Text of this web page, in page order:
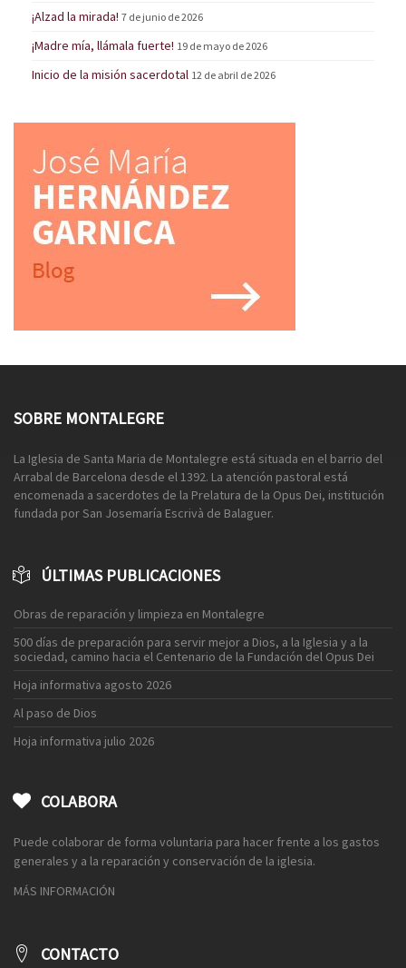
¡Alzad la mirada! 7 de junio de 2026
¡Madre mía, llámala fuerte! 19 de mayo de 2026
Inicio de la misión sacerdotal 12 de abril de 2026
SOBRE MONTALEGRE
La Iglesia de Santa Maria de Montalegre está situada en el barrio del
Arrabal de Barcelona desde el 1392. La atención pastoral está
encomenada a sacerdotes de la Prelatura de la Opus Dei, institución
fundada por San Josemaría Escrivà de Balaguer.
ÚLTIMAS PUBLICACIONES
Obras de reparación y limpieza en Montalegre
500 días de preparación para servir mejor a Dios, a la Iglesia y a la
sociedad, camino hacia el Centenario de la Fundación del Opus Dei
Hoja informativa agosto 2026
Al paso de Dios
Hoja informativa julio 2026
COLABORA
Puede colaborar de forma voluntaria para hacer frente a los gastos
generales y a la reparación y conservación de la iglesia.
MÁS INFORMACIÓN
CONTACTO